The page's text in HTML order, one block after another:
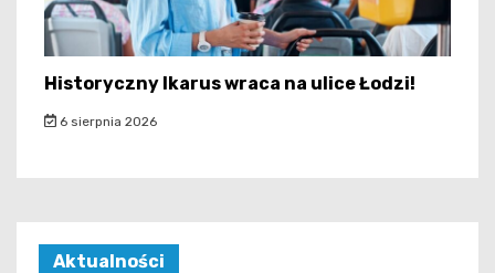
Historyczny Ikarus wraca na ulice Łodzi!
6 sierpnia 2026
Aktualności